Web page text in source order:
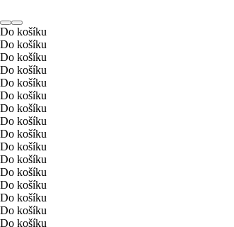
Do košíku
Do košíku
Do košíku
Do košíku
Do košíku
Do košíku
Do košíku
Do košíku
Do košíku
Do košíku
Do košíku
Do košíku
Do košíku
Do košíku
Do košíku
Do košíku